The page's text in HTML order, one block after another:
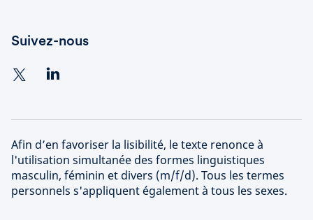
Suivez-nous
Afin d’en favoriser la lisibilité, le texte renonce à
l'utilisation simultanée des formes linguistiques
masculin, féminin et divers (m/f/d). Tous les termes
personnels s'appliquent également à tous les sexes.